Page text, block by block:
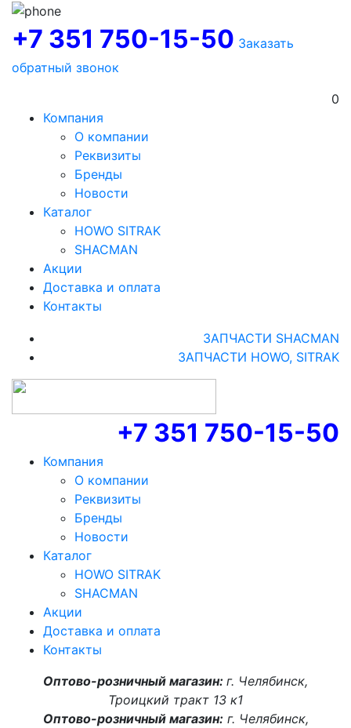
+7 351 750-15-50 Заказать
обратный звонок
0
Компания
О компании
Реквизиты
Бренды
Новости
Каталог
HOWO SITRAK
SHACMAN
Акции
Доставка и оплата
Контакты
ЗАПЧАСТИ SHACMAN
ЗАПЧАСТИ HOWO, SITRAK
+7 351 750-15-50
Компания
О компании
Реквизиты
Бренды
Новости
Каталог
HOWO SITRAK
SHACMAN
Акции
Доставка и оплата
Контакты
Оптово-розничный магазин: г. Челябинск,
Троицкий тракт 13 к1
Оптово-розничный магазин:г. Челябинск,